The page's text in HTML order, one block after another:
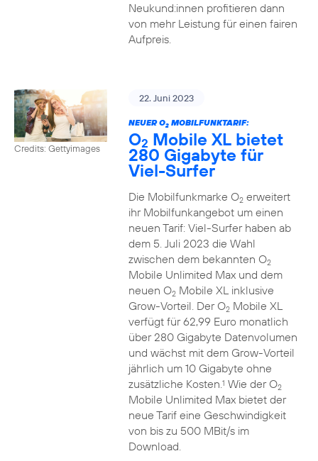
Neukund:innen profitieren dann
von mehr Leistung für einen fairen
Aufpreis.
Credits: Gettyimages
22. Juni 2023
NEUER O2MOBILFUNKTARIF:
O2 Mobile XL bietet
280 Gigabyte für
Viel-Surfer
Die Mobilfunkmarke O2erweitert
ihr Mobilfunkangebot um einen
neuen Tarif: Viel-Surfer haben ab
dem 5. Juli 2023 die Wahl
zwischen dem bekannten O2
Mobile Unlimited Max und dem
neuen O2Mobile XL inklusive
Grow-Vorteil. Der O2Mobile XL
verfügt für 62,99 Euro monatlich
über 280 Gigabyte Datenvolumen
und wächst mit dem Grow-Vorteil
jährlich um 10 Gigabyte ohne
zusätzliche Kosten.1 Wie der O2
Mobile Unlimited Max bietet der
neue Tarif eine Geschwindigkeit
von bis zu 500 MBit/s im
Download.